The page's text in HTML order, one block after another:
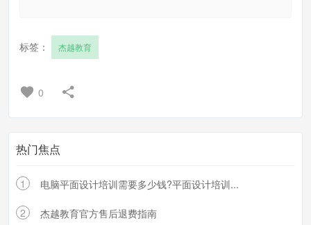
标签： 杰越教育
0
热门焦点
1 电脑平面设计培训需要多少钱?平面设计培训...
2 杰越教育官方售后退费指南